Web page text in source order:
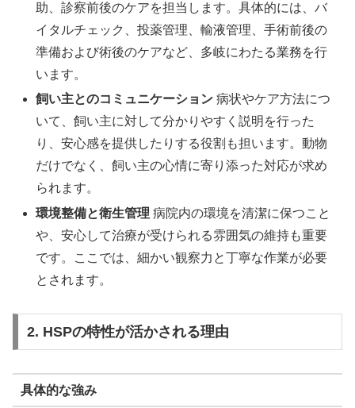
助、診察前後のケアを担当します。具体的には、バ
イタルチェック、投薬管理、輸液管理、手術前後の
準備および術後のケアなど、多岐にわたる業務を行
います。
飼い主とのコミュニケーション 病状やケア方法につ
いて、飼い主に対して分かりやすく説明を行った
り、安心感を提供したりする役割も担います。動物
だけでなく、飼い主の心情に寄り添った対応が求め
られます。
環境整備と衛生管理 病院内の環境を清潔に保つこと
や、安心して治療が受けられる雰囲気の維持も重要
です。ここでは、細かい観察力と丁寧な作業が必要
とされます。
2. HSPの特性が活かされる理由
具体的な強み